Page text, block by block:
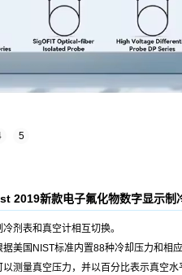
5
2019新款电子氟化物数字显示制
冷剂表和真空计相互切换。
据美国NIST标准内置88种冷却压力和相
以测量真空压力，并以百分比表示真空水